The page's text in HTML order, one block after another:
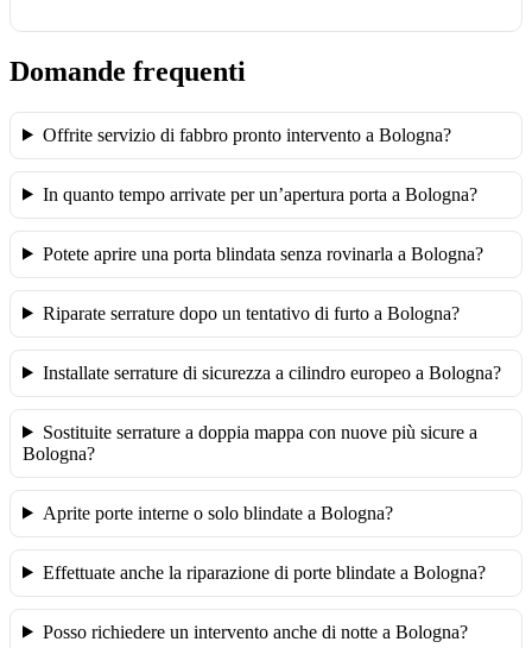
Domande frequenti
Offrite servizio di fabbro pronto intervento a Bologna?
In quanto tempo arrivate per un’apertura porta a Bologna?
Potete aprire una porta blindata senza rovinarla a Bologna?
Riparate serrature dopo un tentativo di furto a Bologna?
Installate serrature di sicurezza a cilindro europeo a Bologna?
Sostituite serrature a doppia mappa con nuove più sicure a
Bologna?
Aprite porte interne o solo blindate a Bologna?
Effettuate anche la riparazione di porte blindate a Bologna?
Posso richiedere un intervento anche di notte a Bologna?